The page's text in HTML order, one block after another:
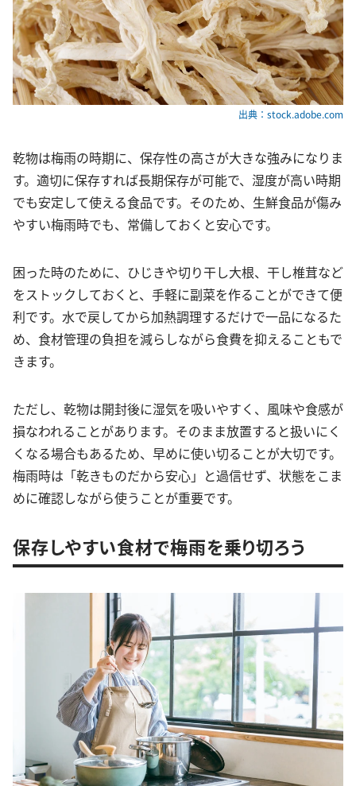
出典：stock.adobe.com
乾物は梅雨の時期に、保存性の高さが大きな強みになりま
す。適切に保存すれば長期保存が可能で、湿度が高い時期
でも安定して使える食品です。そのため、生鮮食品が傷み
やすい梅雨時でも、常備しておくと安心です。
困った時のために、ひじきや切り干し大根、干し椎茸など
をストックしておくと、手軽に副菜を作ることができて便
利です。水で戻してから加熱調理するだけで一品になるた
め、食材管理の負担を減らしながら食費を抑えることもで
きます。
ただし、乾物は開封後に湿気を吸いやすく、風味や食感が
損なわれることがあります。そのまま放置すると扱いにく
くなる場合もあるため、早めに使い切ることが大切です。
梅雨時は「乾きものだから安心」と過信せず、状態をこま
めに確認しながら使うことが重要です。
保存しやすい食材で梅雨を乗り切ろう